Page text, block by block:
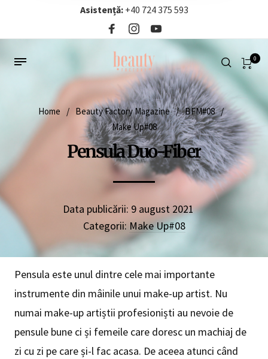
Asistență: +40 724 375 593‬
0
Home / Beauty Factory Magazine / BFM#08 /
Make Up#08
Pensula Duo-Fiber
Data publicării: 9 august 2021
Categorii: Make Up#08
Pensula este unul dintre cele mai importante
instrumente din mâinile unui make-up artist. Nu
numai make-up artiștii profesioniști au nevoie de
pensule bune ci și femeile care doresc un machiaj de
zi cu zi pe care și-l fac acasa. De aceea atunci când